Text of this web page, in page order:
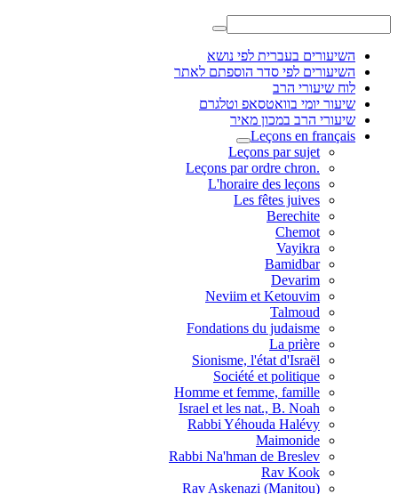
השיעורים בעברית לפי נושא
השיעורים לפי סדר הוספתם לאתר
לוח שיעורי הרב
שיעור יומי בוואטסאפ וטלגרם
שיעורי הרב במכון מאיר
Leçons en français
Leçons par sujet
.Leçons par ordre chron
L'horaire des leçons
Les fêtes juives
Berechite
Chemot
Vayikra
Bamidbar
Devarim
Neviim et Ketouvim
Talmoud
Fondations du judaisme
La prière
Sionisme, l'état d'Israël
Société et politique
Homme et femme, famille
Israel et les nat., B. Noah
Rabbi Yéhouda Halévy
Maimonide
Rabbi Na'hman de Breslev
Rav Kook
(Rav Askenazi (Manitou